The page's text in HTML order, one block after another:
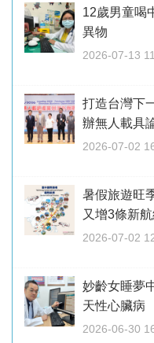
12歲男童喝
異物
2026-07-13
打造台灣下
辦無人載具
2026-07-02
暑假旅遊旺
又增3條新
2026-07-02
妙齡女睡夢
天性心臟病
2026-06-30